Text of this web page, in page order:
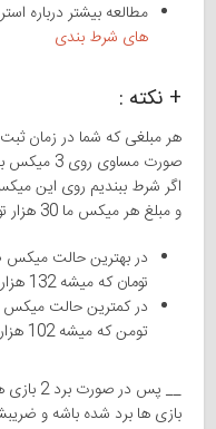
مطالعه بیشتر درباره
های شرط بندی
+ نکته :
هر مبلغی که شما در زمان
و مبلغ هر میکس ما 30 هزار تومان میشه پس اگر 2 بازی ما برد بشه :
تومان که میشه 132 هزار تومان ( 42 تومن سود )
تومن که میشه 102 هزار تومان ( 12 تومن سود )
__ پس
بازی ها برد شده باشه و